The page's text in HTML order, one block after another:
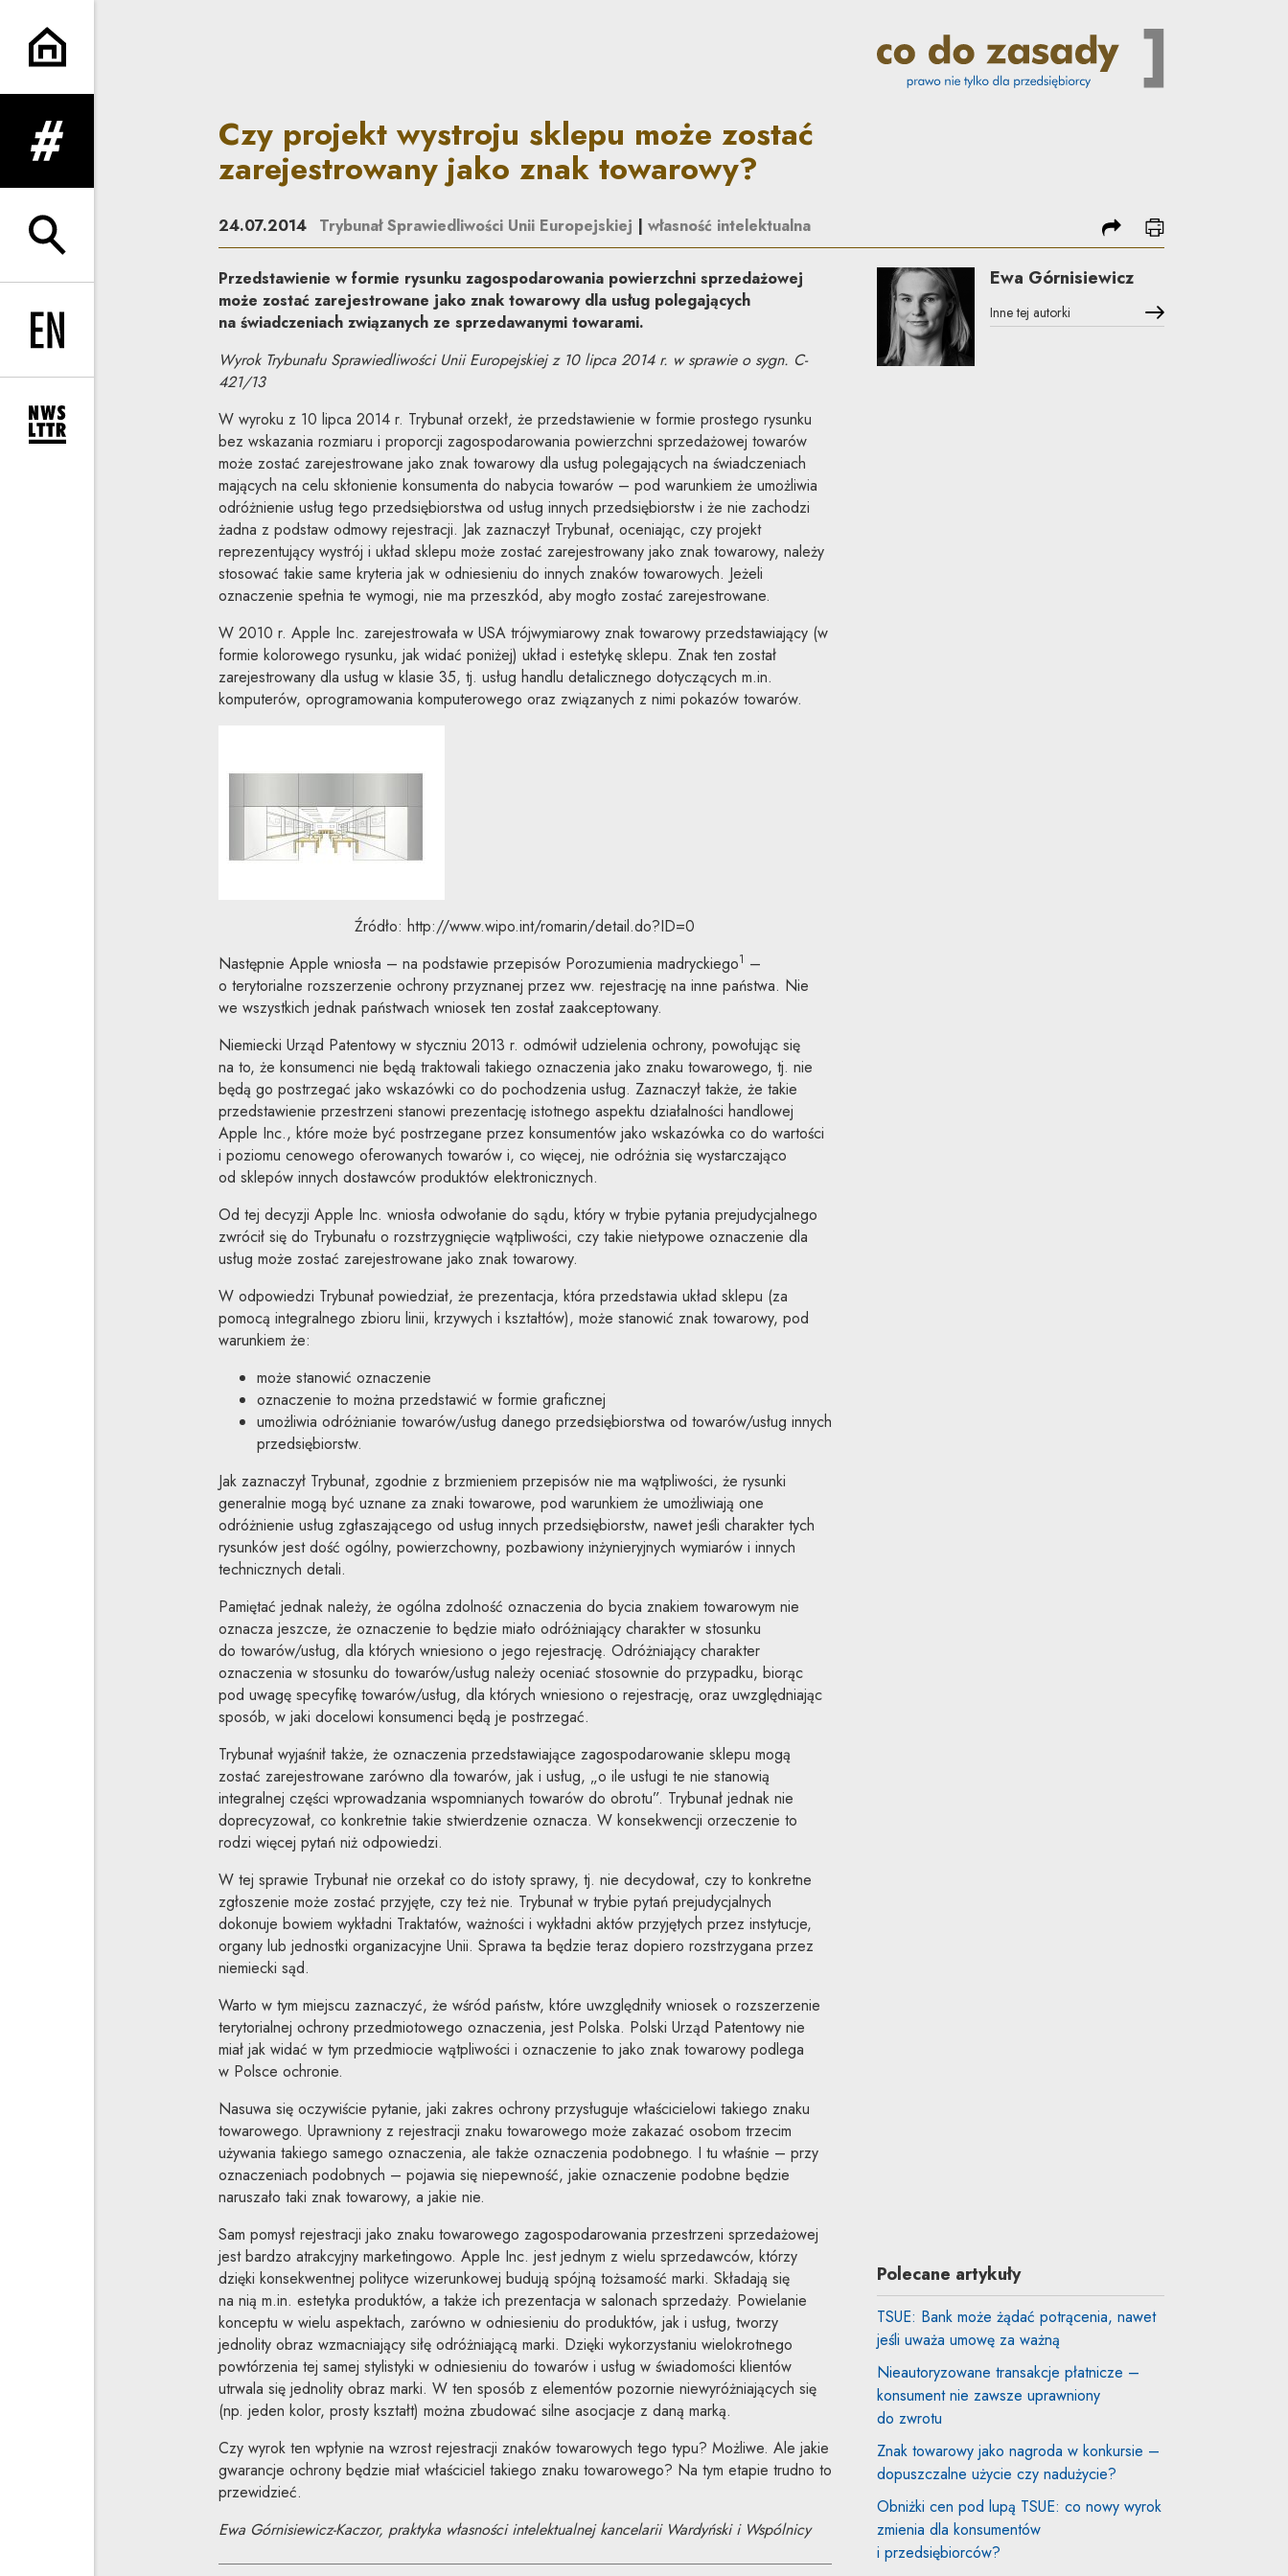
Czy projekt wystroju sklepu może zostać zarejestrowany jako znak towarowy? | Co do
rozwiń menu
rozwiń wyszukiwarkę
Change language to EN
rozwiń formularz zapisu na newsletter
Czy projekt wystroju sklepu może zostać
zarejestrowany jako znak towarowy?
24.07.2014 Trybunał Sprawiedliwości Unii Europejskiej | własność intelektualna podziel się
drukuj
Przedstawienie w formie rysunku zagospodarowania powierzchni sprzedażowej
może zostać zarejestrowane jako znak towarowy dla usług polegających
na świadczeniach związanych ze sprzedawanymi towarami.
Wyrok Trybunału Sprawiedliwości Unii Europejskiej z 10 lipca 2014 r. w sprawie o sygn. C-
421/13
W wyroku z 10 lipca 2014 r. Trybunał orzekł, że przedstawienie w formie prostego rysunku
bez wskazania rozmiaru i proporcji zagospodarowania powierzchni sprzedażowej towarów
może zostać zarejestrowane jako znak towarowy dla usług polegających na świadczeniach
mających na celu skłonienie konsumenta do nabycia towarów – pod warunkiem że umożliwia
odróżnienie usług tego przedsiębiorstwa od usług innych przedsiębiorstw i że nie zachodzi
żadna z podstaw odmowy rejestracji. Jak zaznaczył Trybunał, oceniając, czy projekt
reprezentujący wystrój i układ sklepu może zostać zarejestrowany jako znak towarowy, należy
stosować takie same kryteria jak w odniesieniu do innych znaków towarowych. Jeżeli
oznaczenie spełnia te wymogi, nie ma przeszkód, aby mogło zostać zarejestrowane.
W 2010 r. Apple Inc. zarejestrowała w USA trójwymiarowy znak towarowy przedstawiający (w
formie kolorowego rysunku, jak widać poniżej) układ i estetykę sklepu. Znak ten został
zarejestrowany dla usług w klasie 35, tj. usług handlu detalicznego dotyczących m.in.
komputerów, oprogramowania komputerowego oraz związanych z nimi pokazów towarów.
Źródło: http://www.wipo.int/romarin/detail.do?ID=0
Następnie Apple wniosła – na podstawie przepisów Porozumienia madryckiego1 –
o terytorialne rozszerzenie ochrony przyznanej przez ww. rejestrację na inne państwa. Nie
we wszystkich jednak państwach wniosek ten został zaakceptowany.
Niemiecki Urząd Patentowy w styczniu 2013 r. odmówił udzielenia ochrony, powołując się
na to, że konsumenci nie będą traktowali takiego oznaczenia jako znaku towarowego, tj. nie
będą go postrzegać jako wskazówki co do pochodzenia usług. Zaznaczył także, że takie
przedstawienie przestrzeni stanowi prezentację istotnego aspektu działalności handlowej
Apple Inc., które może być postrzegane przez konsumentów jako wskazówka co do wartości
i poziomu cenowego oferowanych towarów i, co więcej, nie odróżnia się wystarczająco
od sklepów innych dostawców produktów elektronicznych.
Od tej decyzji Apple Inc. wniosła odwołanie do sądu, który w trybie pytania prejudycjalnego
zwrócił się do Trybunału o rozstrzygnięcie wątpliwości, czy takie nietypowe oznaczenie dla
usług może zostać zarejestrowane jako znak towarowy.
W odpowiedzi Trybunał powiedział, że prezentacja, która przedstawia układ sklepu (za
pomocą integralnego zbioru linii, krzywych i kształtów), może stanowić znak towarowy, pod
warunkiem że:
może stanowić oznaczenie
oznaczenie to można przedstawić w formie graficznej
umożliwia odróżnianie towarów/usług danego przedsiębiorstwa od towarów/usług innych
przedsiębiorstw.
Jak zaznaczył Trybunał, zgodnie z brzmieniem przepisów nie ma wątpliwości, że rysunki
generalnie mogą być uznane za znaki towarowe, pod warunkiem że umożliwiają one
odróżnienie usług zgłaszającego od usług innych przedsiębiorstw, nawet jeśli charakter tych
rysunków jest dość ogólny, powierzchowny, pozbawiony inżynieryjnych wymiarów i innych
technicznych detali.
Pamiętać jednak należy, że ogólna zdolność oznaczenia do bycia znakiem towarowym nie
oznacza jeszcze, że oznaczenie to będzie miało odróżniający charakter w stosunku
do towarów/usług, dla których wniesiono o jego rejestrację. Odróżniający charakter
oznaczenia w stosunku do towarów/usług należy oceniać stosownie do przypadku, biorąc
pod uwagę specyfikę towarów/usług, dla których wniesiono o rejestrację, oraz uwzględniając
sposób, w jaki docelowi konsumenci będą je postrzegać.
Trybunał wyjaśnił także, że oznaczenia przedstawiające zagospodarowanie sklepu mogą
zostać zarejestrowane zarówno dla towarów, jak i usług, „o ile usługi te nie stanowią
integralnej części wprowadzania wspomnianych towarów do obrotu”. Trybunał jednak nie
doprecyzował, co konkretnie takie stwierdzenie oznacza. W konsekwencji orzeczenie to
rodzi więcej pytań niż odpowiedzi.
W tej sprawie Trybunał nie orzekał co do istoty sprawy, tj. nie decydował, czy to konkretne
zgłoszenie może zostać przyjęte, czy też nie. Trybunał w trybie pytań prejudycjalnych
dokonuje bowiem wykładni Traktatów, ważności i wykładni aktów przyjętych przez instytucje,
organy lub jednostki organizacyjne Unii. Sprawa ta będzie teraz dopiero rozstrzygana przez
niemiecki sąd.
Warto w tym miejscu zaznaczyć, że wśród państw, które uwzględniły wniosek o rozszerzenie
terytorialnej ochrony przedmiotowego oznaczenia, jest Polska. Polski Urząd Patentowy nie
miał jak widać w tym przedmiocie wątpliwości i oznaczenie to jako znak towarowy podlega
w Polsce ochronie.
Nasuwa się oczywiście pytanie, jaki zakres ochrony przysługuje właścicielowi takiego znaku
towarowego. Uprawniony z rejestracji znaku towarowego może zakazać osobom trzecim
używania takiego samego oznaczenia, ale także oznaczenia podobnego. I tu właśnie – przy
oznaczeniach podobnych – pojawia się niepewność, jakie oznaczenie podobne będzie
naruszało taki znak towarowy, a jakie nie.
Sam pomysł rejestracji jako znaku towarowego zagospodarowania przestrzeni sprzedażowej
jest bardzo atrakcyjny marketingowo. Apple Inc. jest jednym z wielu sprzedawców, którzy
dzięki konsekwentnej polityce wizerunkowej budują spójną tożsamość marki. Składają się
na nią m.in. estetyka produktów, a także ich prezentacja w salonach sprzedaży. Powielanie
konceptu w wielu aspektach, zarówno w odniesieniu do produktów, jak i usług, tworzy
jednolity obraz wzmacniający siłę odróżniającą marki. Dzięki wykorzystaniu wielokrotnego
powtórzenia tej samej stylistyki w odniesieniu do towarów i usług w świadomości klientów
utrwala się jednolity obraz marki. W ten sposób z elementów pozornie niewyróżniających się
(np. jeden kolor, prosty kształt) można zbudować silne asocjacje z daną marką.
Czy wyrok ten wpłynie na wzrost rejestracji znaków towarowych tego typu? Możliwe. Ale jakie
gwarancje ochrony będzie miał właściciel takiego znaku towarowego? Na tym etapie trudno to
przewidzieć.
Ewa Górnisiewicz-Kaczor, praktyka własności intelektualnej kancelarii Wardyński i Wspólnicy
Ewa Górnisiewicz
Inne tej autorki
Polecane artykuły
TSUE: Bank może żądać potrącenia, nawet
jeśli uważa umowę za ważną
Nieautoryzowane transakcje płatnicze –
konsument nie zawsze uprawniony
do zwrotu
Znak towarowy jako nagroda w konkursie –
dopuszczalne użycie czy nadużycie?
Obniżki cen pod lupą TSUE: co nowy wyrok
zmienia dla konsumentów
i przedsiębiorców?